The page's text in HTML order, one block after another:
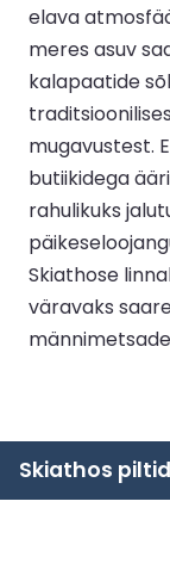
elava
meres asuv
kalapaatide
mugavustest.
butiikidega
rahulikuks
Skiathose
väravaks
Skiathos